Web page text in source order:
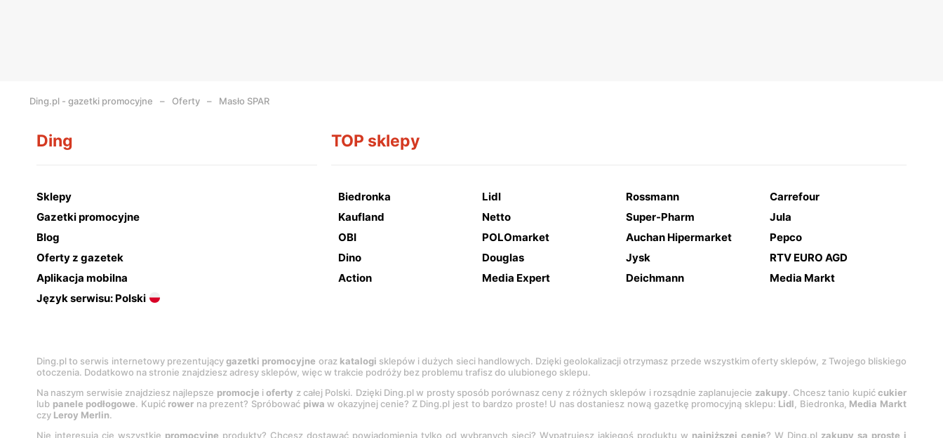
Ding.pl - gazetki promocyjne Oferty Masło SPAR
Ding
Sklepy
Gazetki promocyjne
Blog
Oferty z gazetek
Aplikacja mobilna
Język serwisu: Polski
TOP sklepy
Biedronka Lidl Rossmann
Carrefour
Kaufland
Netto Super-Pharm
Jula
OBI
POLOmarket Auchan Hipermarket
Pepco
Dino
Douglas Jysk
RTV EURO AGD
Action
Media Expert Deichmann Media Markt
Ding.pl to serwis internetowy prezentującygazetki promocyjne oraz katalogi sklepów i dużych sieci handlowych. Dzięki geolokalizacji otrzymasz przede wszystkim oferty sklepów, z Twojego bliskiego
otoczenia. Dodatkowo na stronie znajdziesz adresy sklepów, więc w trakcie podróży bez problemu trafisz do ulubionego sklepu.
Na naszym serwisie znajdziesz najlepsze promocje ioferty z całej Polski. Dzięki Ding.pl w prosty sposób porównasz ceny z różnych sklepów i rozsądnie zaplanujecie zakupy. Chcesz tanio kupićcukier
lub panele podłogowe. Kupić rower na prezent? Spróbować piwa w okazyjnej cenie? Z Ding.pl jest to bardzo proste! U nas dostaniesz nową gazetkę promocyjną sklepu: Lidl, Biedronka, Media Markt
czy Leroy Merlin.
Nie interesują cię wszystkie promocyjne produkty? Chcesz dostawać powiadomienia tylko od wybranych sieci? Wypatrujesz jakiegoś produktu w najniższej cenie? W Ding.pl zakupy są proste i